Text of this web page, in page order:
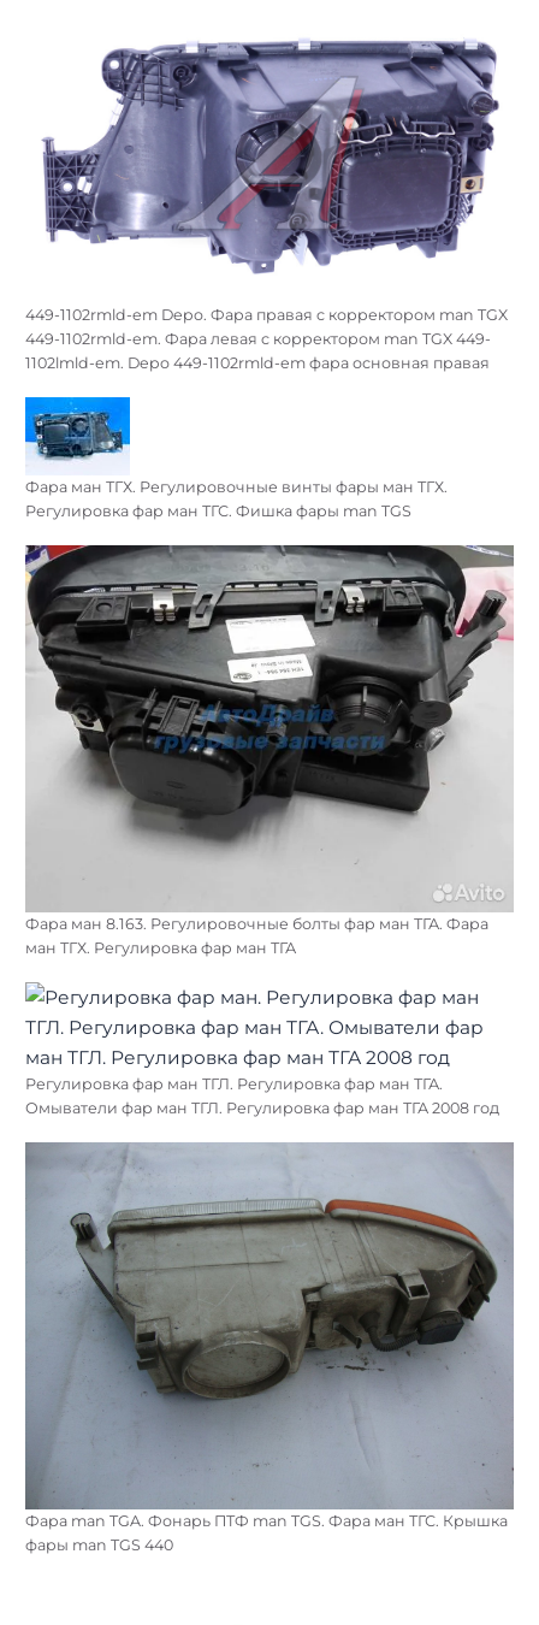
449-1102rmld-em Depo. Фара правая c корректором man TGX
449-1102rmld-em. Фара левая c корректором man TGX 449-
1102lmld-em. Depo 449-1102rmld-em фара основная правая
Фара ман ТГХ. Регулировочные винты фары ман ТГХ.
Регулировка фар ман ТГС. Фишка фары man TGS
Фара ман 8.163. Регулировочные болты фар ман ТГА. Фара
ман ТГХ. Регулировка фар ман ТГА
Регулировка фар ман ТГЛ. Регулировка фар ман ТГА.
Омыватели фар ман ТГЛ. Регулировка фар ман ТГА 2008 год
Фара man TGA. Фонарь ПТФ man TGS. Фара ман ТГС. Крышка
фары man TGS 440